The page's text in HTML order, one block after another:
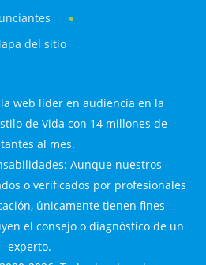
del sitio
web líder en audiencia en la
de Vida con 14 millones de
al mes.
Aunque nuestros
o verificados por profesionales
únicamente tienen fines
el consejo o diagnóstico de un
experto.